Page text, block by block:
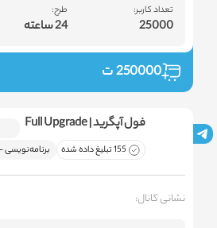
تعداد کاربر:
25000
طرح:
24 ساعته
250000ت
فول آپگرید | Full Upgrade
155 تبلیغ داده شده
نشانی کانال: